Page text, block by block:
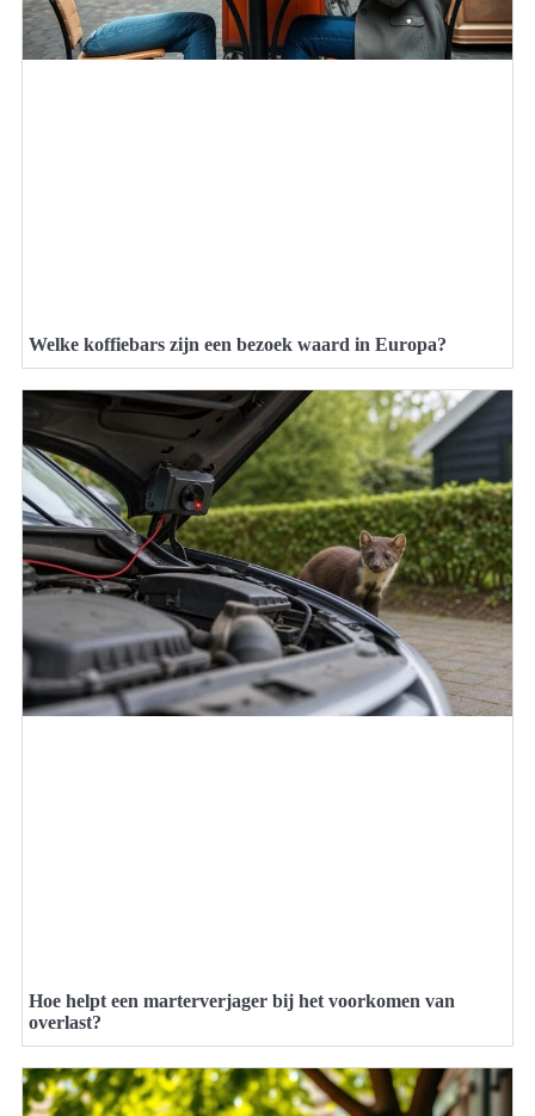
Welke koffiebars zijn een bezoek waard in Europa?
Hoe helpt een marterverjager bij het voorkomen van
overlast?